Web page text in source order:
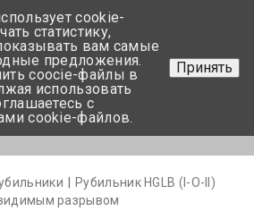
+375 17-350-99-56
+375 44-752-82-08
Задать вопрос
Pубильник HGLB (I-O-II)
разрывом
cookie-
статистику,
вам самые
предложения.
coocie-файлы в
использовать
с
cookie-файлов.
Принять